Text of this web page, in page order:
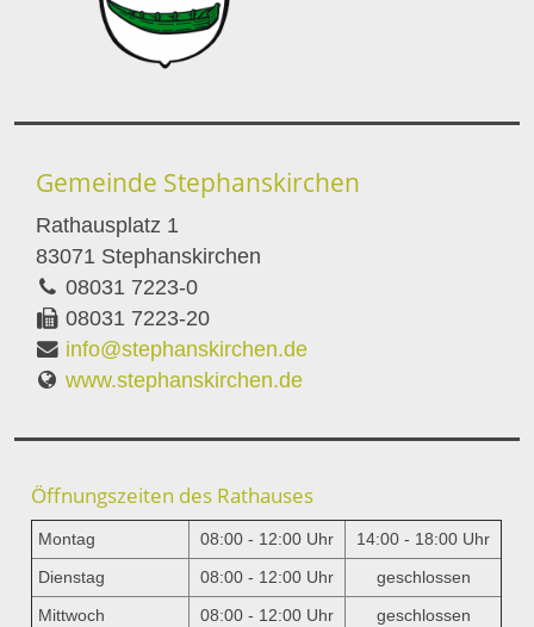
Gemeinde Stephanskirchen
Rathausplatz 1
83071 Stephanskirchen
08031 7223-0
08031 7223-20
info@stephanskirchen.de
www.stephanskirchen.de
Öffnungszeiten des Rathauses
Montag 08:00 - 12:00 Uhr
14:00 - 18:00 Uhr
Dienstag
08:00 - 12:00 Uhr
geschlossen
Mittwoch
08:00 - 12:00 Uhr
geschlossen